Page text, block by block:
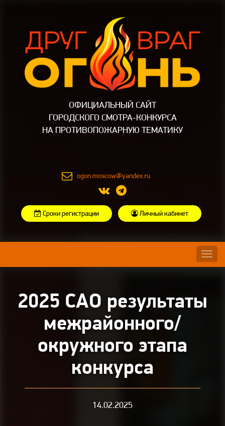
ОФИЦИАЛЬНЫЙ САЙТ
ГОРОДСКОГО СМОТРА-КОНКУРСА
НА ПРОТИВОПОЖАРНУЮ ТЕМАТИКУ
ogon.moscow@yandex.ru
Сроки регистрации Личный кабинет
2025 САО результаты
межрайонного/
окружного этапа
конкурса
14.02.2025